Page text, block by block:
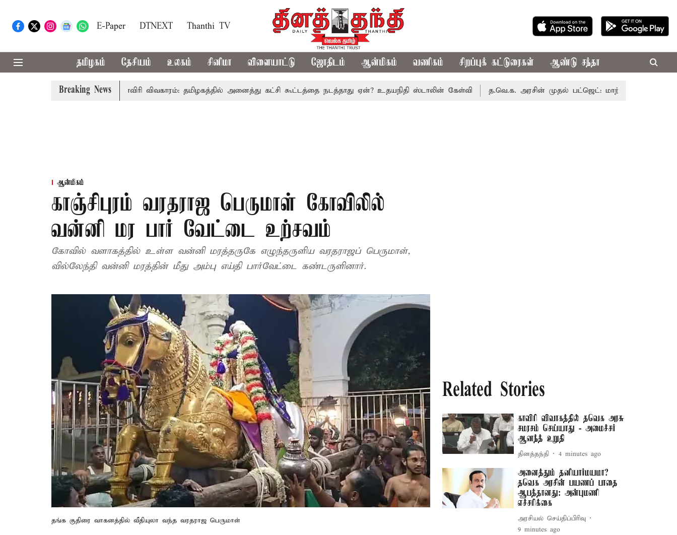
E-Paper DTNEXT Thanthi TV
தமிழகம் தேசியம் உலகம் சினிமா விளையாட்டு ஜோதிடம் ஆன்மிகம் வணிகம் சிறப்புக் கட்டுரைகள் ஆண்டு சந்தா
Breaking News
அமைச்சர் விஜய் உரை காவிரி விவகாரம்: தமிழகத்தில் அனைத்து கட்சி கூட்டத்தை நடத்தாது ஏன்? உதயநிதி ஸ்டாலின் கேள்வி த.வெ.க. அரசின் முதல் பட்ஜெட்: மாற்றமா?, தடுமாற்றமா?
ஆன்மிகம்
காஞ்சிபுரம் வரதராஜ பெருமாள் கோவிலில்
வன்னி மர பார் வேட்டை உற்சவம்
கோவில் வளாகத்தில் உள்ள வன்னி மரத்தருகே எழுந்தருளிய வரதராஜப் பெருமாள்,
வில்லேந்தி வன்னி மரத்தின் மீது அம்பு எய்தி பார்வேட்டை கண்டருளினார்.
தங்க குதிரை வாகனத்தில் வீதியுலா வந்த வரதராஜ பெருமாள்
Related Stories
காவிரி விவாகத்தில் தவெக அரசு
சமரசம் செய்யாது - அமைச்சர்
ஆனந்த் உறுதி
தினத்தந்தி 4 minutes ago
அனைத்தும் தனியார்மயமா?
தவெக அரசின் பயணப் பாதை
ஆபத்தானது: அன்புமணி
எச்சரிக்கை
அரசியல் செய்திப்பிரிவு
9 minutes ago